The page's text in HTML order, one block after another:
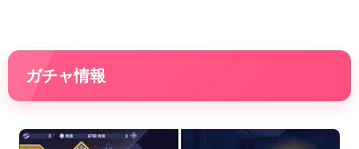
ガチャ情報